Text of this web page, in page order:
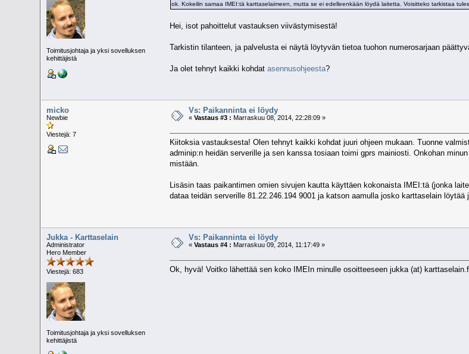
Toimitusjohtaja ja yksi sovelluksen
kehittäjistä
ok. Kokeilin samaa IMEI:tä karttaselaimeen, mutta se ei edelleenkään löydä laitetta. Voisitteko tarkistaa
Hei, isot pahoittelut vastauksen viivästymisestä!
Tarkistin tilanteen, ja palvelusta ei näytä löytyvän tietoa tuohon numerosarjaan
Ja olet tehnyt kaikki kohdat asennusohjeesta?
micko
Newbie
Viestejä: 7
Vs: Paikanninta ei löydy
«Vastaus #3 : Marraskuu 08, 2014, 22:28:09 »
Kiitoksia vastauksesta! Olen tehnyt kaikki kohdat juuri ohjeen mukaan. Tuonne
adminip:n heidän serverille ja sen kanssa tosiaan toimi gprs mainiosti. Onkohan
mistään.
Lisäsin taas paikantimen omien sivujen kautta käyttäen kokonaista IMEI:tä (jonka
dataa teidän serverille 81.22.246.194 9001 ja katson aamulla josko karttaselain löytää
Jukka - Karttaselain
Administrator
Hero Member
Viestejä: 683
Toimitusjohtaja ja yksi sovelluksen
kehittäjistä
Vs: Paikanninta ei löydy
«Vastaus #4 : Marraskuu 09, 2014, 11:17:49 »
Ok, hyvä! Voitko lähettää sen koko IMEIn minulle osoitteeseen jukka (at)